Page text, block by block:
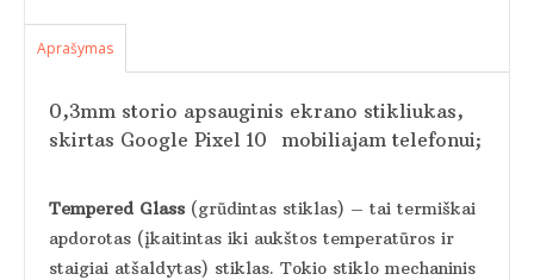
Aprašymas
0,3mm storio apsauginis ekrano stikliukas,
skirtas Google Pixel 10 mobiliajam telefonui;
Tempered Glass (grūdintas stiklas) – tai termiškai
apdorotas (įkaitintas iki aukštos temperatūros ir
staigiai atšaldytas) stiklas. Tokio stiklo mechaninis